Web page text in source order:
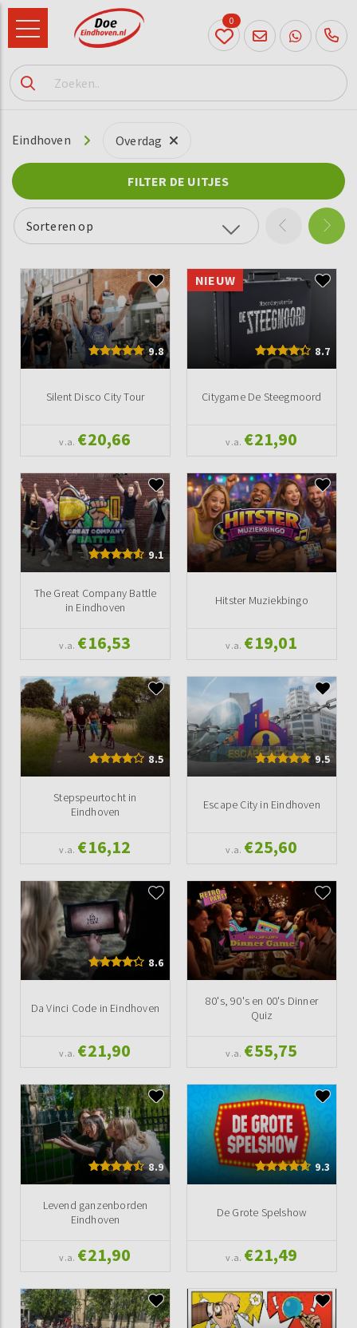
040
231
0
Eindhoven Overdag
FILTER DE UITJES
Sorteren op
9.8
Silent Disco City Tour
v.a. €20,66
NIEUW
8.7
Citygame De Steegmoord
v.a. €21,90
9.1
The Great Company Battle
in Eindhoven
v.a. €16,53
Hitster Muziekbingo
v.a. €19,01
8.5
Stepspeurtocht in
Eindhoven
v.a. €16,12
9.5
Escape City in Eindhoven
v.a. €25,60
8.6
Da Vinci Code in Eindhoven
v.a. €21,90
80's, 90's en 00's Dinner
Quiz
v.a. €55,75
8.9
Levend ganzenborden
Eindhoven
v.a. €21,90
9.3
De Grote Spelshow
v.a. €21,49